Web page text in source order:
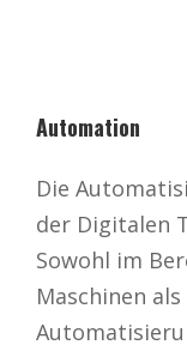
Automation
Die
der Digitalen
Sowohl im
Maschinen